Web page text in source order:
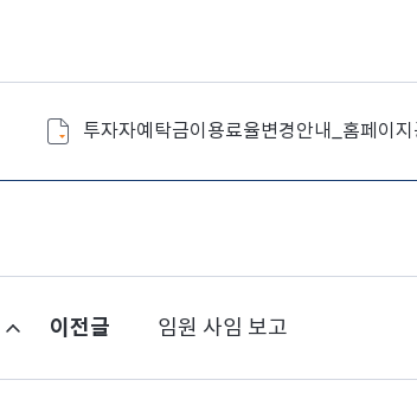
투자자예탁금이용료율변경안내_홈페이
이전글 임원 사임 보고